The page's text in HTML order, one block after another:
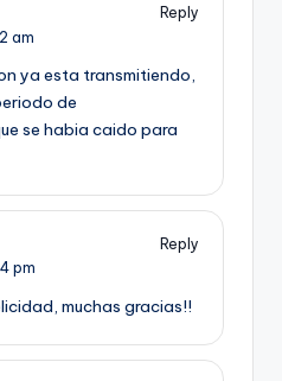
Reply
am
ya esta transmitiendo,
de
se habia caido para
Reply
pm
muchas gracias!!